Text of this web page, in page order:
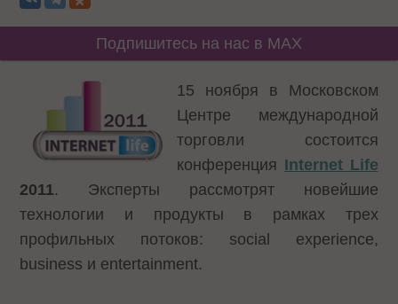
Подпишитесь на нас в MAX
15 ноября в Московском
Центре международной
торговли состоится
конференция Internet Life
2011. Эксперты рассмотрят новейшие
технологии и продукты в рамках трех
профильных потоков: social experience,
business и entertainment.